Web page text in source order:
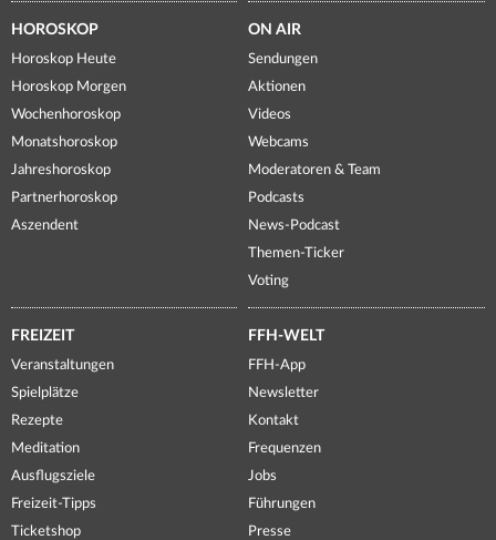
HOROSKOP
Horoskop Heute
Horoskop Morgen
Wochenhoroskop
Monatshoroskop
Jahreshoroskop
Partnerhoroskop
Aszendent
ON AIR
Sendungen
Aktionen
Videos
Webcams
Moderatoren & Team
Podcasts
News-Podcast
Themen-Ticker
Voting
FREIZEIT
Veranstaltungen
Spielplätze
Rezepte
Meditation
Ausflugsziele
Freizeit-Tipps
Ticketshop
FFH-WELT
FFH-App
Newsletter
Kontakt
Frequenzen
Jobs
Führungen
Presse